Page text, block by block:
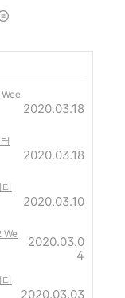
2020.03.18
2020.03.18
2020.03.10
We
2020.03.0
4
2020.03.03